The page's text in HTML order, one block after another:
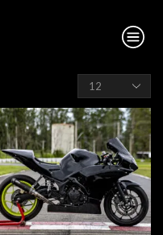
Produtos
por
página